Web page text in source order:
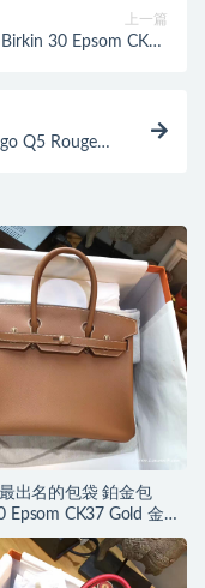
上一篇
30 Epsom CK37
Q5 Rouge
出名的包袋 鉑金包
Epsom CK37 Gold 金棕
扣